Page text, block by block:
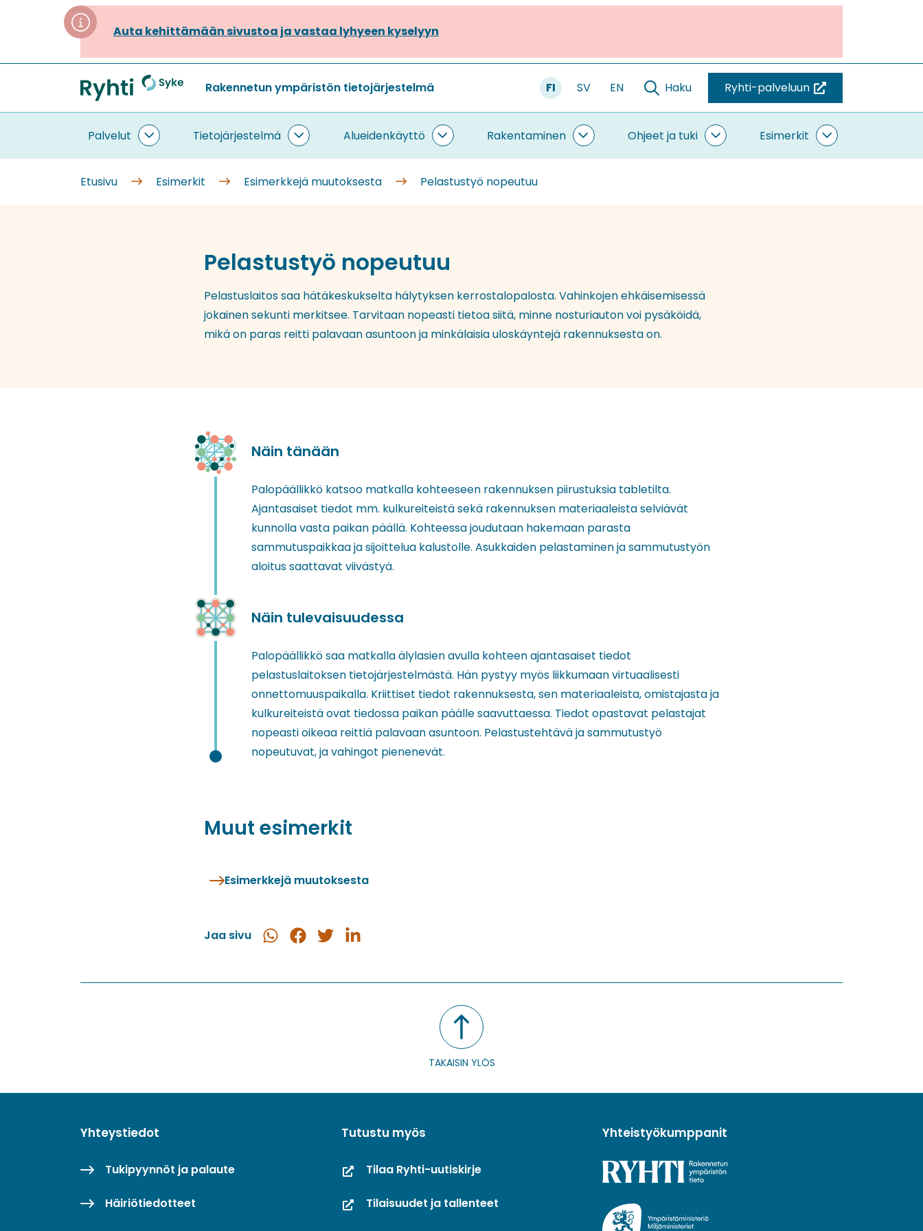
Siirry
sisältöönAuta kehittämään sivustoa ja vastaa lyhyeen kyselyyn
Etusivu
Rakennetun ympäristön tietojärjestelmä FI SV EN Haku Ryhti-palveluun
(siirryt
toiseen
palveluun)
Palvelut
Palvelut
alasivut
Tietojärjestelmä
Tietojärjestelmä
alasivut
Alueidenkäyttö
Alueidenkäyttö
alasivut
Rakentaminen
Rakentaminen
alasivut
Ohjeet ja tuki
Ohjeet
ja
Esimerkit
Esimerkit
alasivut
Etusivu
Esimerkit Esimerkkejä muutoksesta Pelastustyö nopeutuu
Pelastustyö nopeutuu
Pelastuslaitos saa hätäkeskukselta hälytyksen kerrostalopalosta. Vahinkojen ehkäisemisessä
jokainen sekunti merkitsee. Tarvitaan nopeasti tietoa siitä, minne nosturiauton voi pysäköidä,
mikä on paras reitti palavaan asuntoon ja minkälaisia uloskäyntejä rakennuksesta on.
Näin tänään
Palopäällikkö katsoo matkalla kohteeseen rakennuksen piirustuksia tabletilta.
Ajantasaiset tiedot mm. kulkureiteistä sekä rakennuksen materiaaleista selviävät
kunnolla vasta paikan päällä. Kohteessa joudutaan hakemaan parasta
sammutuspaikkaa ja sijoittelua kalustolle. Asukkaiden pelastaminen ja sammutustyön
aloitus saattavat viivästyä.
Näin tulevaisuudessa
Palopäällikkö saa matkalla älylasien avulla kohteen ajantasaiset tiedot
pelastuslaitoksen tietojärjestelmästä. Hän pystyy myös liikkumaan virtuaalisesti
onnettomuuspaikalla. Kriittiset tiedot rakennuksesta, sen materiaaleista, omistajasta ja
kulkureiteistä ovat tiedossa paikan päälle saavuttaessa. Tiedot opastavat pelastajat
nopeasti oikeaa reittiä palavaan asuntoon. Pelastustehtävä ja sammutustyö
nopeutuvat, ja vahingot pienenevät.
Muut esimerkit
Esimerkkejä muutoksesta
Jaa sivu
Jaa
Jaa
Jaa
Jaa
TAKAISIN YLÖS
Yhteystiedot
Tukipyynnöt ja palaute
Häiriötiedotteet
Tutustu myös
Tilaa Ryhti-uutiskirje
Tilaisuudet ja tallenteet
Yhteistyökumppanit